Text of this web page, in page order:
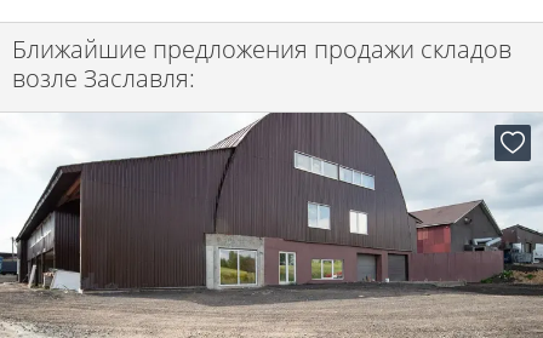
Ближайшие предложения продажи складов
возле Заславля: